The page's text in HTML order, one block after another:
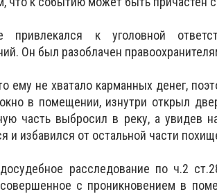
к уголовной
Он был разоблачен
ему не хватало карманных денег,
в помещении, изнутри открыл
часть выбросил в реку, а увидев
и избавился от остальной части
расследование по ч.2
с проникновением в